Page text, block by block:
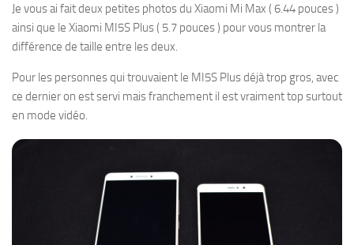
Je vous ai fait deux petites photos du Xiaomi Mi Max ( 6.44 pouces )
ainsi que le Xiaomi MI5S Plus ( 5.7 pouces ) pour vous montrer la
différence de taille entre les deux.
Pour les personnes qui trouvaient le MI5S Plus déjà trop gros, avec
ce dernier on est servi mais franchement il est vraiment top surtout
en mode vidéo.